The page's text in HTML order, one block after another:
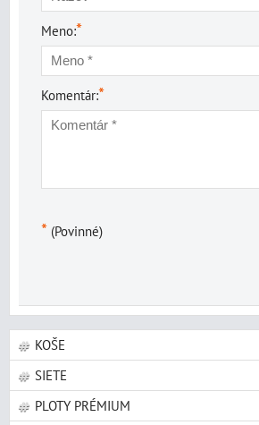
Meno:*
Komentár:*
* (Povinné)
KOŠE
SIETE
PLOTY PRÉMIUM